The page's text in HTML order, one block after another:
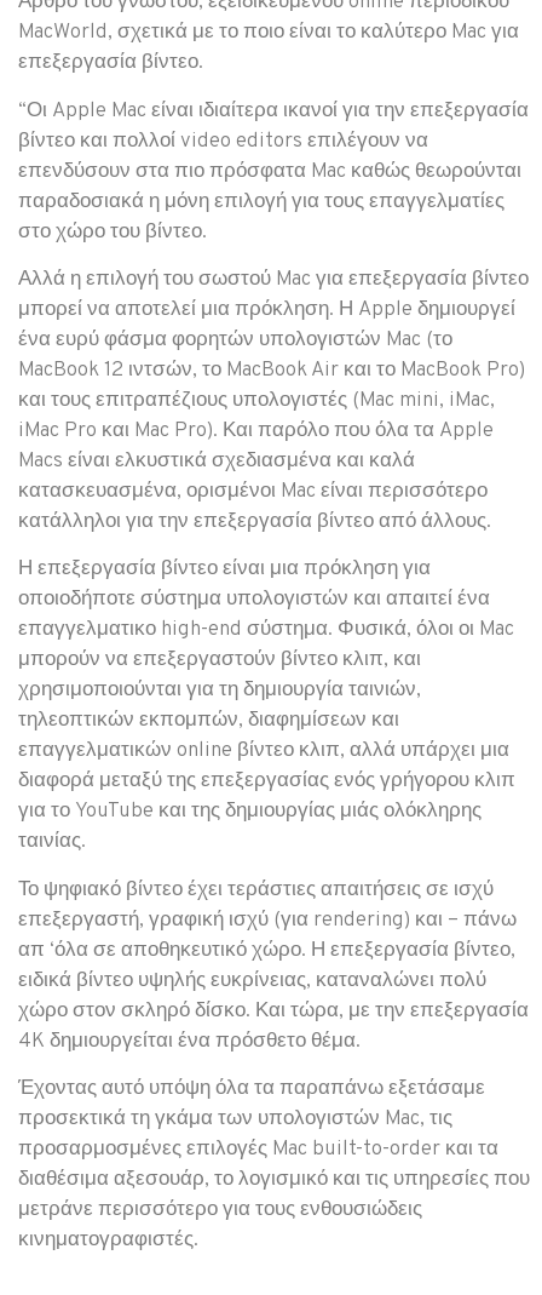
MacWorld, σχετικά με το ποιο είναι το καλύτερο Mac για
επεξεργασία βίντεο.
“Οι Apple Mac είναι ιδιαίτερα ικανοί για την επεξεργασία
βίντεο και πολλοί video editors επιλέγουν να
επενδύσουν στα πιο πρόσφατα Mac καθώς θεωρούνται
παραδοσιακά η μόνη επιλογή για τους επαγγελματίες
στο χώρο του βίντεο.
Αλλά η επιλογή του σωστού Mac για επεξεργασία βίντεο
μπορεί να αποτελεί μια πρόκληση. Η Apple δημιουργεί
ένα ευρύ φάσμα φορητών υπολογιστών Mac (το
MacBook 12 ιντσών, το MacBook Air και το MacBook Pro)
και τους επιτραπέζιους υπολογιστές (Mac mini, iMac,
iMac Pro και Mac Pro). Και παρόλο που όλα τα Apple
Macs είναι ελκυστικά σχεδιασμένα και καλά
κατασκευασμένα, ορισμένοι Mac είναι περισσότερο
κατάλληλοι για την επεξεργασία βίντεο από άλλους.
Η επεξεργασία βίντεο είναι μια πρόκληση για
οποιοδήποτε σύστημα υπολογιστών και απαιτεί ένα
επαγγελματικο high-end σύστημα. Φυσικά, όλοι οι Mac
μπορούν να επεξεργαστούν βίντεο κλιπ, και
χρησιμοποιούνται για τη δημιουργία ταινιών,
τηλεοπτικών εκπομπών, διαφημίσεων και
επαγγελματικών online βίντεο κλιπ, αλλά υπάρχει μια
διαφορά μεταξύ της επεξεργασίας ενός γρήγορου κλιπ
για το YouTube και της δημιουργίας μιάς ολόκληρης
ταινίας.
Το ψηφιακό βίντεο έχει τεράστιες απαιτήσεις σε ισχύ
επεξεργαστή, γραφική ισχύ (για rendering) και – πάνω
απ ‘όλα σε αποθηκευτικό χώρο. Η επεξεργασία βίντεο,
ειδικά βίντεο υψηλής ευκρίνειας, καταναλώνει πολύ
χώρο στον σκληρό δίσκο. Και τώρα, με την επεξεργασία
4K δημιουργείται ένα πρόσθετο θέμα.
Έχοντας αυτό υπόψη όλα τα παραπάνω εξετάσαμε
προσεκτικά τη γκάμα των υπολογιστών Mac, τις
προσαρμοσμένες επιλογές Mac built-to-order και τα
διαθέσιμα αξεσουάρ, το λογισμικό και τις υπηρεσίες που
μετράνε περισσότερο για τους ενθουσιώδεις
κινηματογραφιστές.